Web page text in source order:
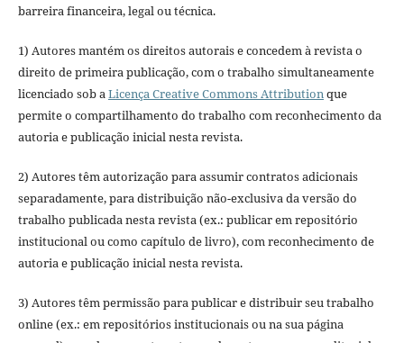
barreira financeira, legal ou técnica.
1) Autores mantém os direitos autorais e concedem à revista o
direito de primeira publicação, com o trabalho simultaneamente
licenciado sob aLicença Creative Commons Attributionque
permite o compartilhamento do trabalho com reconhecimento da
autoria e publicação inicial nesta revista.
2) Autores têm autorização para assumir contratos adicionais
separadamente, para distribuição não-exclusiva da versão do
trabalho publicada nesta revista (ex.: publicar em repositório
institucional ou como capítulo de livro), com reconhecimento de
autoria e publicação inicial nesta revista.
3) Autores têm permissão para publicar e distribuir seu trabalho
online (ex.: em repositórios institucionais ou na sua página